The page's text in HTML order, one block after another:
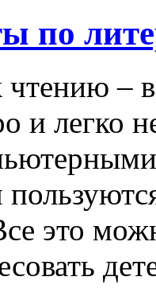
по
–
и легко
это